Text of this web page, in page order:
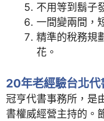
不用等到鬍子
一間變兩間，
精準的稅務規
花。
20年老經驗台北代
冠亨代書事務所，是
書權威經營主持的。